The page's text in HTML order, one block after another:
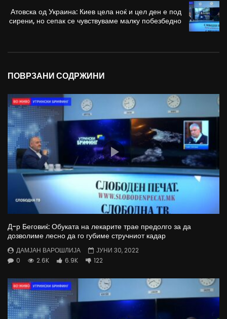
Атовска од Украина: Киев цела ноќ и цел ден е под
сирени, но сепак се чувствуваме малку побезбедно
ПОВРЗАНИ СОДРЖИНИ
Д-р Беговиќ: Обуката на лекарите трае предолго за да
дозволиме лесно да го губиме стручниот кадар
ДАМЈАН ВАРОШЛИЈА
ЈУНИ 30, 2022
0
2.6K 6.9K 122